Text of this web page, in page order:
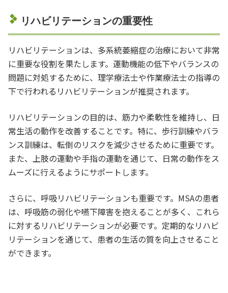
リハビリテーションの重要性
リハビリテーションは、多系統萎縮症の治療において非常
に重要な役割を果たします。運動機能の低下やバランスの
問題に対処するために、理学療法士や作業療法士の指導の
下で行われるリハビリテーションが推奨されます。
リハビリテーションの目的は、筋力や柔軟性を維持し、日
常生活の動作を改善することです。特に、歩行訓練やバラ
ンス訓練は、転倒のリスクを減少させるために重要です。
また、上肢の運動や手指の運動を通じて、日常の動作をス
ムーズに行えるようにサポートします。
さらに、呼吸リハビリテーションも重要です。MSAの患者
は、呼吸筋の弱化や嚥下障害を抱えることが多く、これら
に対するリハビリテーションが必要です。定期的なリハビ
リテーションを通じて、患者の生活の質を向上させること
ができます。